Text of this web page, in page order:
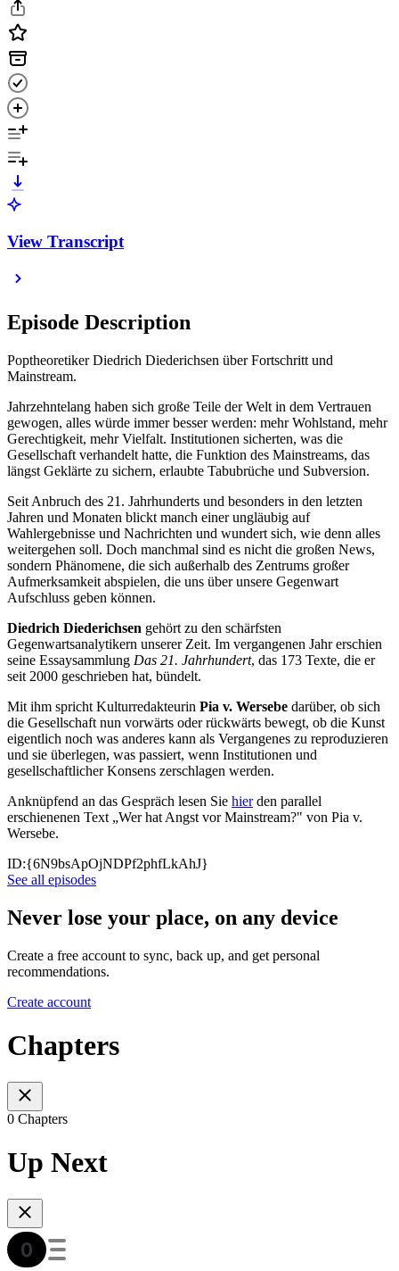
View Transcript
Episode Description
Poptheoretiker Diedrich Diederichsen über Fortschritt und
Mainstream.
Jahrzehntelang haben sich große Teile der Welt in dem Vertrauen
gewogen, alles würde immer besser werden: mehr Wohlstand, mehr
Gerechtigkeit, mehr Vielfalt. Institutionen sicherten, was die
Gesellschaft verhandelt hatte, die Funktion des Mainstreams, das
längst Geklärte zu sichern, erlaubte Tabubrüche und Subversion.
Seit Anbruch des 21. Jahrhunderts und besonders in den letzten
Jahren und Monaten blickt manch einer ungläubig auf
Wahlergebnisse und Nachrichten und wundert sich, wie denn alles
weitergehen soll. Doch manchmal sind es nicht die großen News,
sondern Phänomene, die sich außerhalb des Zentrums großer
Aufmerksamkeit abspielen, die uns über unsere Gegenwart
Aufschluss geben können.
Diedrich Diederichsen gehört zu den schärfsten
Gegenwartsanalytikern unserer Zeit. Im vergangenen Jahr erschien
seine Essaysammlung Das 21. Jahrhundert, das 173 Texte, die er
seit 2000 geschrieben hat, bündelt.
Mit ihm spricht Kulturredakteurin Pia v. Wersebe darüber, ob sich
die Gesellschaft nun vorwärts oder rückwärts bewegt, ob die Kunst
eigentlich noch was anderes kann als Vergangenes zu reproduzieren
und sie überlegen, was passiert, wenn Institutionen und
gesellschaftlicher Konsens zerschlagen werden.
Anknüpfend an das Gespräch lesen Sie hierden parallel
erschienenen Text „Wer hat Angst vor Mainstream?" von Pia v.
Wersebe.
ID:{6N9bsApOjNDPf2phfLkAhJ}
See all episodes
Never lose your place, on any device
Create a free account to sync, back up, and get personal
recommendations.
Create account
Chapters
0 Chapters
Up Next